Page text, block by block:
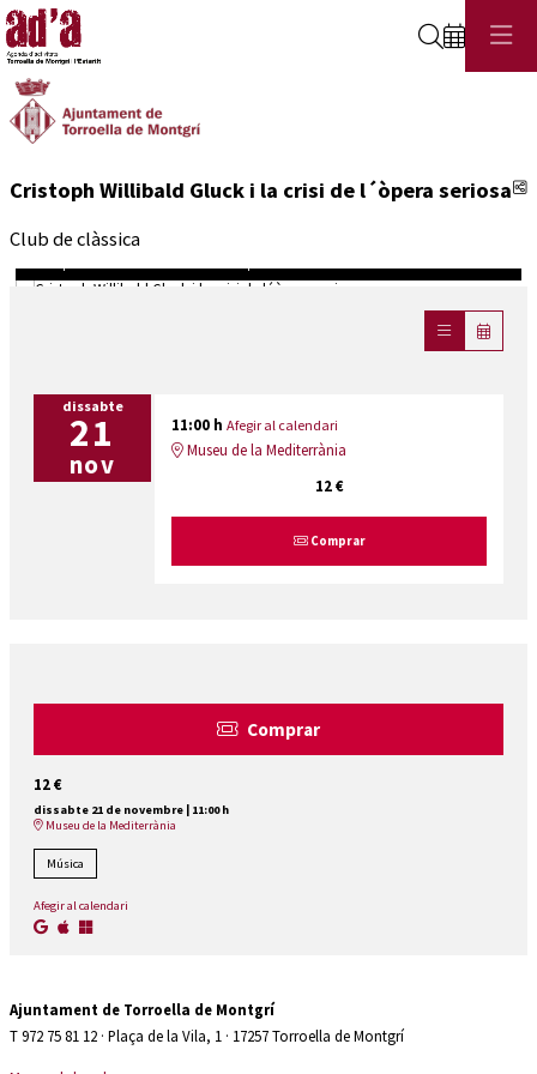
Cerca
Cristoph Willibald Gluck i la crisi de l´òpera seriosa
Club de clàssica
dissabte
21
nov
11:00 h Afegir al calendari
Museu de la Mediterrània
12 €
Comprar
Comprar
12 €
dissabte 21 de novembre
11:00 h
Museu de la Mediterrània
Música
Afegir al calendari
Ajuntament de Torroella de Montgrí
T 972 75 81 12 · Plaça de la Vila, 1 · 17257 Torroella de Montgrí